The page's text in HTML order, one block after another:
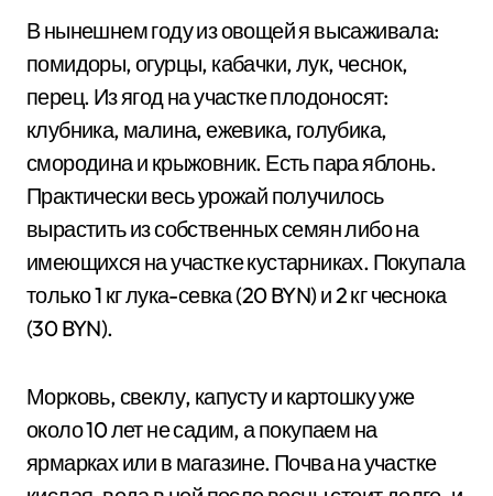
В нынешнем году из овощей я высаживала:
помидоры, огурцы, кабачки, лук, чеснок,
перец. Из ягод на участке плодоносят:
клубника, малина, ежевика, голубика,
смородина и крыжовник. Есть пара яблонь.
Практически весь урожай получилось
вырастить из собственных семян либо на
имеющихся на участке кустарниках. Покупала
только 1 кг лука-севка (20 BYN) и 2 кг чеснока
(30 BYN).
Морковь, свеклу, капусту и картошку уже
около 10 лет не садим, а покупаем на
ярмарках или в магазине. Почва на участке